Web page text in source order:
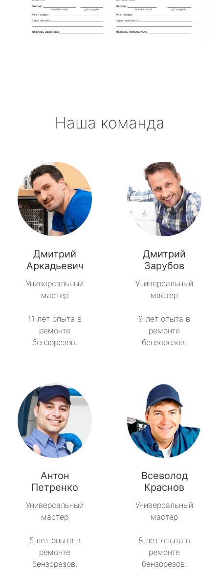
Наша команда
Дмитрий
Аркадьевич
Универсальный
мастер
11 лет опыта в
ремонте
бензорезов.
Дмитрий
Зарубов
Универсальный
мастер
9 лет опыта в
ремонте
бензорезов.
Антон
Петренко
Универсальный
мастер
5 лет опыта в
ремонте
бензорезов.
Всеволод
Краснов
Универсальный
мастер
8 лет опыта в
ремонте
бензорезов.